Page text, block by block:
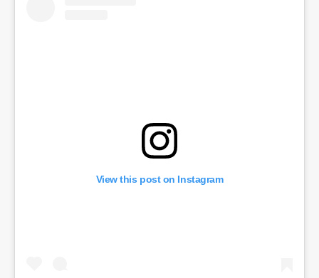
View this post on Instagram